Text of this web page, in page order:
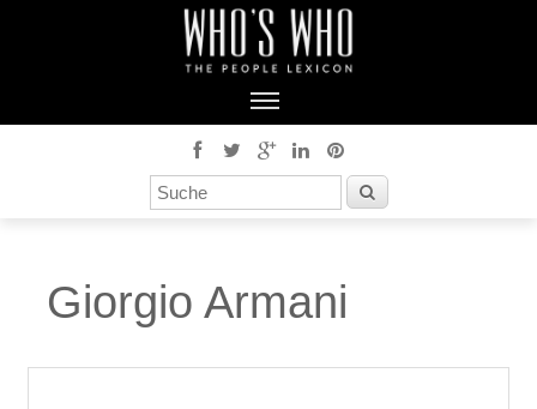
Giorgio Armani